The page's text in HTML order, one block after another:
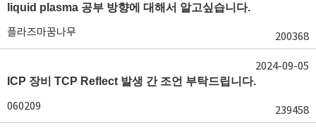
liquid plasma 공부 방향에 대해서 알고싶습니다.
플라즈마꿈나무 200368
ICP 장비 TCP Reflect 발생 간 조언 부탁드립니다.
060209 239458
2024-09-05